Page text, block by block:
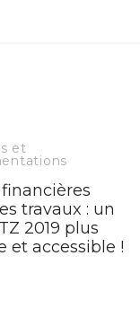
et
travaux : un
2019 plus
et accessible !